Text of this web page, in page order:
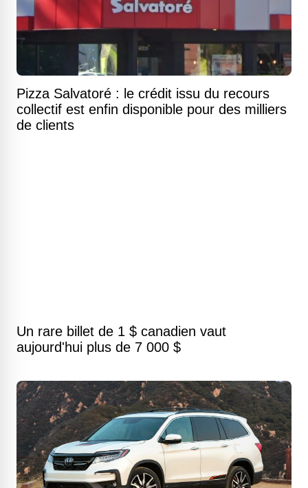
Pizza Salvatoré : le crédit issu du recours
collectif est enfin disponible pour des milliers
de clients
Un rare billet de 1 $ canadien vaut
aujourd'hui plus de 7 000 $